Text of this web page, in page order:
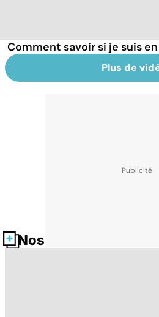
Comment savoir si je suis
Plus de
Nos fiches santé